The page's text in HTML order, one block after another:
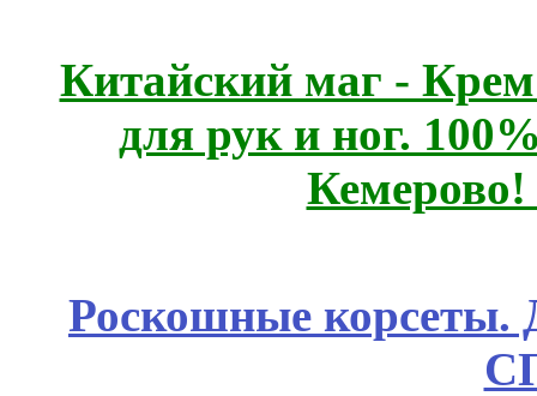
Китайский маг -
для рук и ног.
Роскошные корсеты.